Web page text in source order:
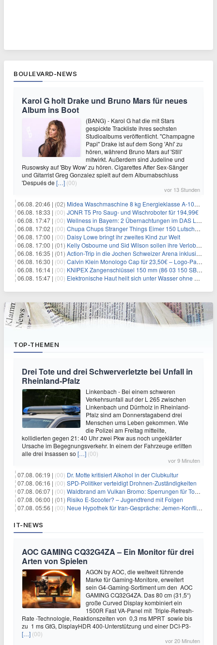
BOULEVARD-NEWS
Karol G holt Drake und Bruno Mars für neues
Album ins Boot
(BANG) - Karol G hat die mit Stars
gespickte Trackliste ihres sechsten
Studioalbums veröffentlicht. "Champagne
Papi" Drake ist auf dem Song 'Ahí' zu
hören, während Bruno Mars auf 'Still'
mitwirkt. Außerdem sind Judeline und
Rusowsky auf 'Bby Wow' zu hören. Cigarettes After Sex-Sänger
und Gitarrist Greg Gonzalez spielt auf dem Albumabschluss
'Después de […] (00)
vor 13 Stunden
06.08. 20:46 | (02) Midea Waschmaschine 8 kg Energieklasse A-10% 1400 U/Min für 289,97€
06.08. 18:33 | (00) JONR T5 Pro Saug- und Wischroboter für 194,99€
06.08. 17:47 | (00) Wellness in Bayern: 2 Übernachtungen im DAS LUDWIG Sports Resort inkl. HP + Wellness ab 174€ p.P.
06.08. 17:02 | (00) Chupa Chups Stranger Things Eimer 150 Lutscher für 21,95€
06.08. 17:00 | (00) Daisy Lowe bringt ihr zweites Kind zur Welt
06.08. 17:00 | (01) Kelly Osbourne und Sid Wilson sollen ihre Verlobung gelöst haben
06.08. 16:35 | (01) Action-Trip in die Jochen Schweizer Arena inklusive Premium Hotel und Frühstück ab 59€ p.P.
06.08. 16:30 | (00) Calvin Klein Monologo Cap für 23,50€ – Logo-Patch, Baumwolle
06.08. 16:14 | (00) KNIPEX Zangenschlüssel 150 mm (86 03 150 SB) für 35,99€
06.08. 15:47 | (00) Elektronische Haut heilt sich unter Wasser ohne Strom
TOP-THEMEN
Drei Tote und drei Schwerverletzte bei Unfall in
Rheinland-Pfalz
Linkenbach - Bei einem schweren
Verkehrsunfall auf der L 265 zwischen
Linkenbach und Dürrholz in Rheinland-
Pfalz sind am Donnerstagabend drei
Menschen ums Leben gekommen. Wie
die Polizei am Freitag mitteilte,
kollidierten gegen 21: 40 Uhr zwei Pkw aus noch ungeklärter
Ursache im Begegnungsverkehr. In einem der Fahrzeuge erlitten
alle drei Insassen so […] (00)
vor 9 Minuten
07.08. 06:19 | (00) Dr. Motte kritisiert Alkohol in der Clubkultur
07.08. 06:16 | (00) SPD-Politiker verteidigt Drohnen-Zuständigkeiten
07.08. 06:07 | (00) Waldbrand am Vulkan Bromo: Sperrungen für Touristen
07.08. 06:00 | (01) Risiko E-Scooter? – Jugendtrend mit Folgen
07.08. 05:56 | (00) Neue Hypothek für Iran-Gespräche: Jemen-Konflikt eskaliert
IT-NEWS
AOC GAMING CQ32G4ZA – Ein Monitor für drei
Arten von Spielen
AGON by AOC, die weltweit führende
Marke für Gaming-Monitore, erweitert
sein G4-Gaming-Sortiment um den AOC
GAMING CQ32G4ZA. Das 80 cm (31,5“)
große Curved Display kombiniert ein
1500R Fast VA-Panel mit Triple-Refresh-
Rate -Technologie, Reaktionszeiten von 0,3 ms MPRT sowie bis
zu 1 ms GtG, DisplayHDR 400-Unterstützung und einer DCI-P3-
[…] (00)
vor 20 Minuten